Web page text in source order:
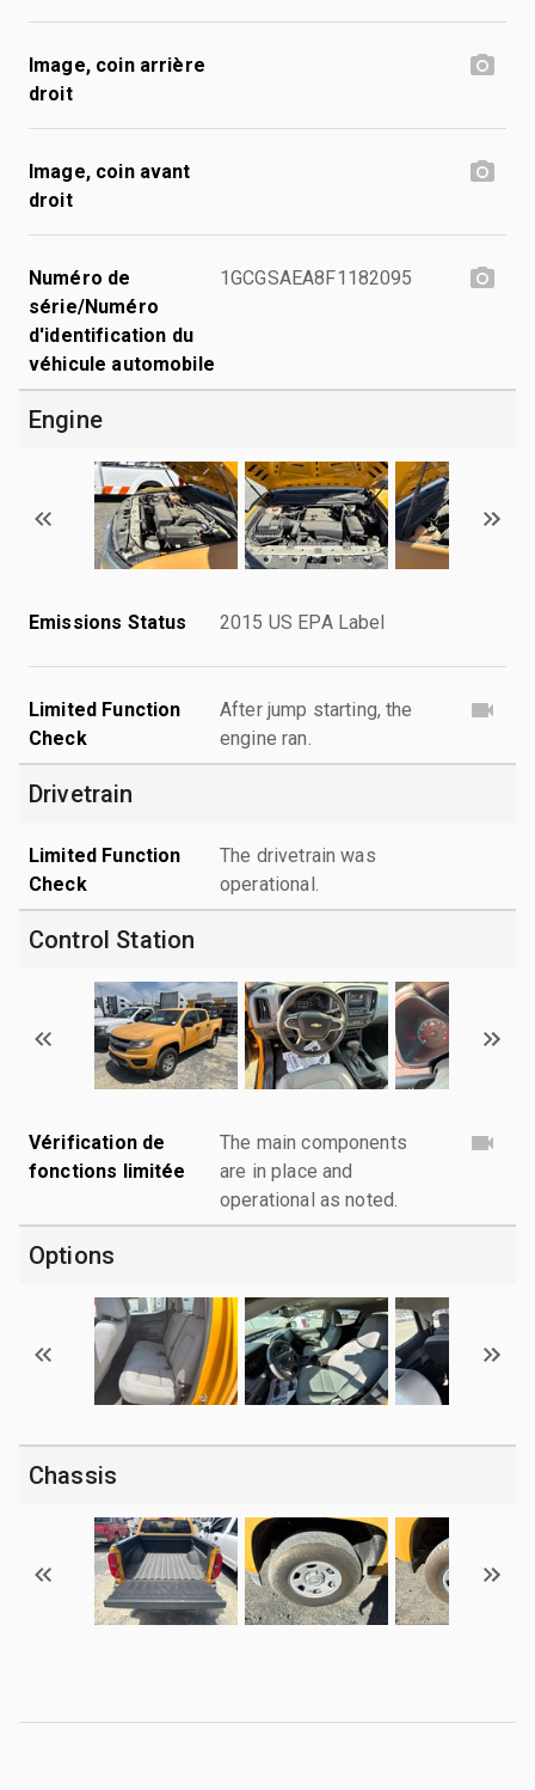
Image, coin arrière
droit
Image, coin avant
droit
Numéro de
série/Numéro
d'identification du
véhicule automobile
1GCGSAEA8F1182095
Engine
Emissions Status 2015 US EPA Label
Limited Function
Check
After jump starting, the
engine ran.
Drivetrain
Limited Function
Check
The drivetrain was
operational.
Control Station
Vérification de
fonctions limitée
The main components
are in place and
operational as noted.
Options
Chassis